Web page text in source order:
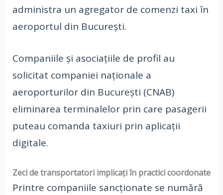
administra un agregator de comenzi taxi în
aeroportul din București.
Companiile și asociațiile de profil au
solicitat companiei naționale a
aeroporturilor din București (CNAB)
eliminarea terminalelor prin care pasagerii
puteau comanda taxiuri prin aplicații
digitale.
Zeci de transportatori implicați în practici coordonate
Printre companiile sancționate se numără